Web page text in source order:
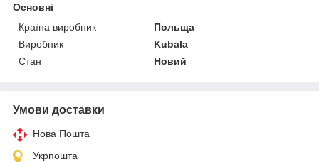
Основні
Країна виробник
Польща
Виробник
Kubala
Стан
Новий
Умови доставки
Нова Пошта
Укрпошта